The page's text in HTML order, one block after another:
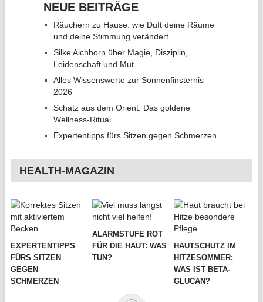
NEUE BEITRÄGE
Räuchern zu Hause: wie Duft deine Räume
und deine Stimmung verändert
Silke Aichhorn über Magie, Disziplin,
Leidenschaft und Mut
Alles Wissenswerte zur Sonnenfinsternis
2026
Schatz aus dem Orient: Das goldene
Wellness-Ritual
Expertentipps fürs Sitzen gegen Schmerzen
HEALTH-MAGAZIN
EXPERTENTIPPS
FÜRS SITZEN
GEGEN
SCHMERZEN
ALARMSTUFE ROT
FÜR DIE HAUT: WAS
TUN?
HAUTSCHUTZ IM
HITZESOMMER:
WAS IST BETA-
GLUCAN?